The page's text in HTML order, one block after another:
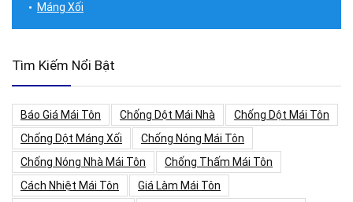
Máng Xối
Tìm Kiếm Nổi Bật
Báo Giá Mái Tôn Chống Dột Mái Nhà
Chống Dột Mái Tôn
Chống Dột Máng Xối
Chống Nóng Mái Tôn
Chống Nóng Nhà Mái Tôn
Chống Thấm Mái Tôn
Cách Nhiệt Mái Tôn
Giá Làm Mái Tôn